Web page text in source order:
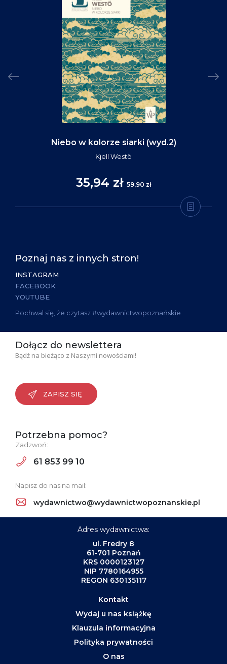
Niebo w kolorze siarki (wyd.2)
Kjell Westö
35,94 zł 59,90 zł
Poznaj nas z innych stron!
INSTAGRAM
FACEBOOK
YOUTUBE
Pochwal się, że czytasz #wydawnictwopoznańskie
Dołącz do newslettera
Bądź na bieżąco z Naszymi nowościami!
ZAPISZ SIĘ
Potrzebna pomoc?
Zadzwoń:
61 853 99 10
Napisz do nas na mail:
wydawnictwo@wydawnictwopoznanskie.pl
Adres wydawnictwa:
ul. Fredry 8
61-701 Poznań
KRS 0000123127
NIP 7780164955
REGON 630135117
Kontakt
Wydaj u nas książkę
Klauzula informacyjna
Polityka prywatności
O nas